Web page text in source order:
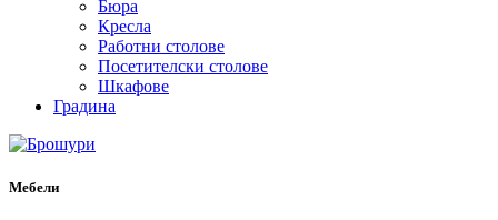
Бюра
Кресла
Работни столове
Посетителски столове
Шкафове
Градина
Мебели